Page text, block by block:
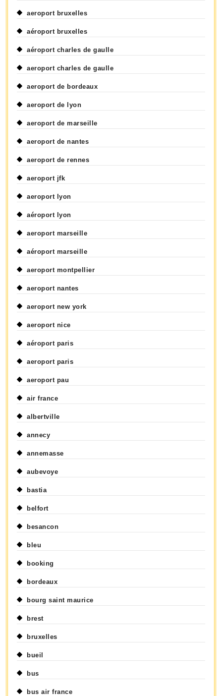
aeroport bruxelles
aéroport bruxelles
aéroport charles de gaulle
aeroport charles de gaulle
aeroport de bordeaux
aeroport de lyon
aeroport de marseille
aeroport de nantes
aeroport de rennes
aeroport jfk
aeroport lyon
aéroport lyon
aeroport marseille
aéroport marseille
aeroport montpellier
aeroport nantes
aeroport new york
aeroport nice
aéroport paris
aeroport paris
aeroport pau
air france
albertville
annecy
annemasse
aubevoye
bastia
belfort
besancon
bleu
booking
bordeaux
bourg saint maurice
brest
bruxelles
bueil
bus
bus air france